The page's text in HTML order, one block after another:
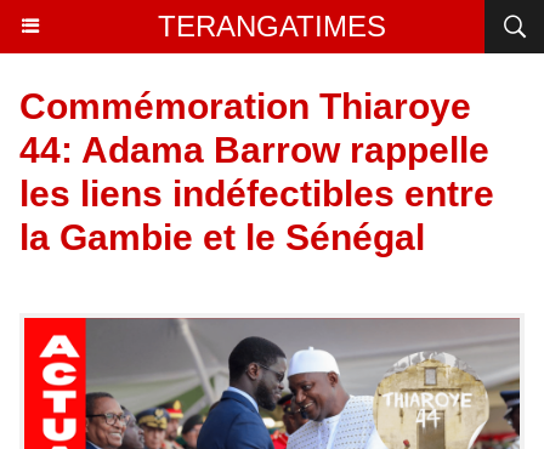
TERANGATIMES
Commémoration Thiaroye
44: Adama Barrow rappelle
les liens indéfectibles entre
la Gambie et le Sénégal